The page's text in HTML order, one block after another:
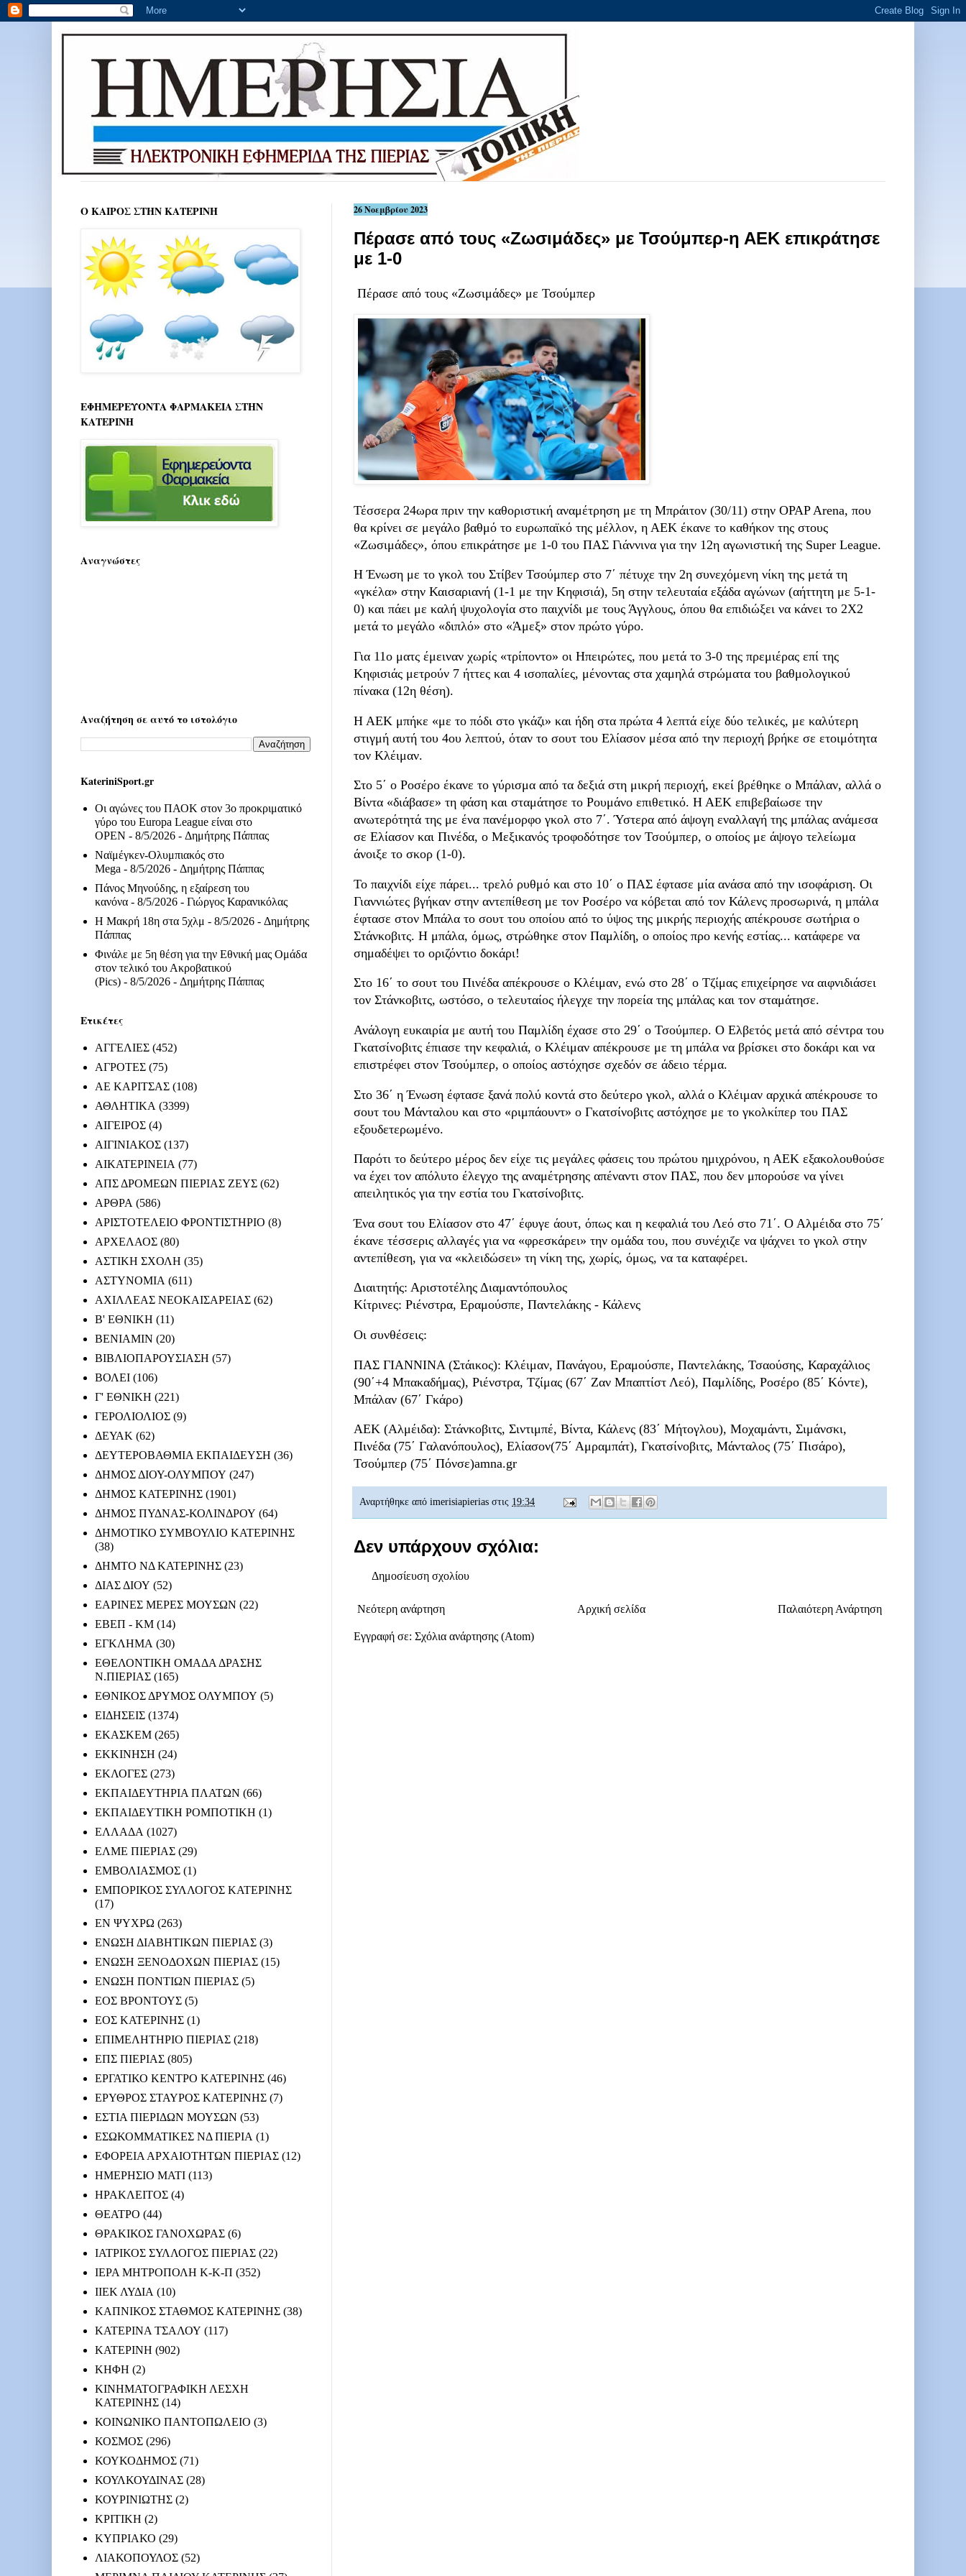
26 Νοεμβρίου 2023
Πέρασε από τους «Ζωσιμάδες» με Τσούμπερ-η ΑΕΚ επικράτησε
με 1-0
Πέρασε από τους «Ζωσιμάδες» με Τσούμπερ
Τέσσερα 24ωρα πριν την καθοριστική αναμέτρηση με τη Μπράιτον (30/11) στην OPAP Arena, που
θα κρίνει σε μεγάλο βαθμό το ευρωπαϊκό της μέλλον, η ΑΕΚ έκανε το καθήκον της στους
«Ζωσιμάδες», όπου επικράτησε με 1-0 του ΠΑΣ Γιάννινα για την 12η αγωνιστική της Super League.
Η Ένωση με το γκολ του Στίβεν Τσούμπερ στο 7΄ πέτυχε την 2η συνεχόμενη νίκη της μετά τη
«γκέλα» στην Καισαριανή (1-1 με την Κηφισιά), 5η στην τελευταία εξάδα αγώνων (αήττητη με 5-1-
0) και πάει με καλή ψυχολογία στο παιχνίδι με τους Άγγλους, όπου θα επιδιώξει να κάνει το 2Χ2
μετά το μεγάλο «διπλό» στο «Άμεξ» στον πρώτο γύρο.
Για 11ο ματς έμειναν χωρίς «τρίποντο» οι Ηπειρώτες, που μετά το 3-0 της πρεμιέρας επί της
Κηφισιάς μετρούν 7 ήττες και 4 ισοπαλίες, μένοντας στα χαμηλά στρώματα του βαθμολογικού
πίνακα (12η θέση).
Η ΑΕΚ μπήκε «με το πόδι στο γκάζι» και ήδη στα πρώτα 4 λεπτά είχε δύο τελικές, με καλύτερη
στιγμή αυτή του 4ου λεπτού, όταν το σουτ του Ελίασον μέσα από την περιοχή βρήκε σε ετοιμότητα
τον Κλέιμαν.
Στο 5΄ ο Ροσέρο έκανε το γύρισμα από τα δεξιά στη μικρή περιοχή, εκεί βρέθηκε ο Μπάλαν, αλλά ο
Βίντα «διάβασε» τη φάση και σταμάτησε το Ρουμάνο επιθετικό. Η ΑΕΚ επιβεβαίωσε την
ανωτερότητά της με ένα πανέμορφο γκολ στο 7΄. Ύστερα από άψογη εναλλαγή της μπάλας ανάμεσα
σε Ελίασον και Πινέδα, ο Μεξικανός τροφοδότησε τον Τσούμπερ, ο οποίος με άψογο τελείωμα
άνοιξε το σκορ (1-0).
Το παιχνίδι είχε πάρει... τρελό ρυθμό και στο 10΄ ο ΠΑΣ έφτασε μία ανάσα από την ισοφάριση. Οι
Γιαννιώτες βγήκαν στην αντεπίθεση με τον Ροσέρο να κόβεται από τον Κάλενς προσωρινά, η μπάλα
έφτασε στον Μπάλα το σουτ του οποίου από το ύψος της μικρής περιοχής απέκρουσε σωτήρια ο
Στάνκοβιτς. Η μπάλα, όμως, στρώθηκε στον Παμλίδη, ο οποίος προ κενής εστίας... κατάφερε να
σημαδέψει το οριζόντιο δοκάρι!
Στο 16΄ το σουτ του Πινέδα απέκρουσε ο Κλέιμαν, ενώ στο 28΄ ο Τζίμας επιχείρησε να αιφνιδιάσει
τον Στάνκοβιτς, ωστόσο, ο τελευταίος ήλεγχε την πορεία της μπάλας και τον σταμάτησε.
Ανάλογη ευκαιρία με αυτή του Παμλίδη έχασε στο 29΄ ο Τσούμπερ. Ο Ελβετός μετά από σέντρα του
Γκατσίνοβιτς έπιασε την κεφαλιά, ο Κλέιμαν απέκρουσε με τη μπάλα να βρίσκει στο δοκάρι και να
επιστρέφει στον Τσούμπερ, ο οποίος αστόχησε σχεδόν σε άδειο τέρμα.
Στο 36΄ η Ένωση έφτασε ξανά πολύ κοντά στο δεύτερο γκολ, αλλά ο Κλέιμαν αρχικά απέκρουσε το
σουτ του Μάνταλου και στο «ριμπάουντ» ο Γκατσίνοβιτς αστόχησε με το γκολκίπερ του ΠΑΣ
εξουδετερωμένο.
Παρότι το δεύτερο μέρος δεν είχε τις μεγάλες φάσεις του πρώτου ημιχρόνου, η ΑΕΚ εξακολουθούσε
να έχει τον απόλυτο έλεγχο της αναμέτρησης απέναντι στον ΠΑΣ, που δεν μπορούσε να γίνει
απειλητικός για την εστία του Γκατσίνοβιτς.
Ένα σουτ του Ελίασον στο 47΄ έφυγε άουτ, όπως και η κεφαλιά του Λεό στο 71΄. Ο Αλμέιδα στο 75΄
έκανε τέσσερις αλλαγές για να «φρεσκάρει» την ομάδα του, που συνέχιζε να ψάχνει το γκολ στην
αντεπίθεση, για να «κλειδώσει» τη νίκη της, χωρίς, όμως, να τα καταφέρει.
Διαιτητής: Αριστοτέλης Διαμαντόπουλος
Κίτρινες: Ριένστρα, Εραμούσπε, Παντελάκης - Κάλενς
Οι συνθέσεις:
ΠΑΣ ΓΙΑΝΝΙΝΑ (Στάικος): Κλέιμαν, Πανάγου, Εραμούσπε, Παντελάκης, Τσαούσης, Καραχάλιος
(90΄+4 Μπακαδήμας), Ριένστρα, Τζίμας (67΄ Ζαν Μπαπτίστ Λεό), Παμλίδης, Ροσέρο (85΄ Κόντε),
Μπάλαν (67΄ Γκάρο)
ΑΕΚ (Αλμέιδα): Στάνκοβιτς, Σιντιμπέ, Βίντα, Κάλενς (83΄ Μήτογλου), Μοχαμάντι, Σιμάνσκι,
Πινέδα (75΄ Γαλανόπουλος), Ελίασον(75΄ Αμραμπάτ), Γκατσίνοβιτς, Μάνταλος (75΄ Πισάρο),
Τσούμπερ (75΄ Πόνσε)amna.gr
Αναρτήθηκε από imerisiapierias στις 19:34
Δεν υπάρχουν σχόλια:
Δημοσίευση σχολίου
Νεότερη ανάρτηση Παλαιότερη Ανάρτηση
Αρχική σελίδα
Εγγραφή σε: Σχόλια ανάρτησης (Atom)
Ο ΚΑΙΡΟΣ ΣΤΗΝ ΚΑΤΕΡΙΝΗ
ΕΦΗΜΕΡΕΥΟΝΤΑ ΦΑΡΜΑΚΕΙΑ ΣΤΗΝ
ΚΑΤΕΡΙΝΗ
Αναγνώστες
Αναζήτηση σε αυτό το ιστολόγιο
KateriniSport.gr
Οι αγώνες του ΠΑΟΚ στον 3ο προκριματικό
γύρο του Europa League είναι στο
OPEN - 8/5/2026 - Δημήτρης Πάππας
Ναϊμέγκεν-Ολυμπιακός στο
Mega - 8/5/2026 - Δημήτρης Πάππας
Πάνος Μηνούδης, η εξαίρεση του
κανόνα - 8/5/2026 - Γιώργος Καρανικόλας
Η Μακρή 18η στα 5χλμ - 8/5/2026 - Δημήτρης
Πάππας
Φινάλε με 5η θέση για την Εθνική μας Ομάδα
στον τελικό του Ακροβατικού
(Pics) - 8/5/2026 - Δημήτρης Πάππας
Ετικέτες
ΑΓΓΕΛΙΕΣ (452)
ΑΓΡΟΤΕΣ (75)
ΑΕ ΚΑΡΙΤΣΑΣ (108)
ΑΘΛΗΤΙΚΑ (3399)
ΑΙΓΕΙΡΟΣ (4)
ΑΙΓΙΝΙΑΚΟΣ (137)
ΑΙΚΑΤΕΡΙΝΕΙΑ (77)
ΑΠΣ ΔΡΟΜΕΩΝ ΠΙΕΡΙΑΣ ΖΕΥΣ (62)
ΑΡΘΡΑ (586)
ΑΡΙΣΤΟΤΕΛΕΙΟ ΦΡΟΝΤΙΣΤΗΡΙΟ (8)
ΑΡΧΕΛΑΟΣ (80)
ΑΣΤΙΚΗ ΣΧΟΛΗ (35)
ΑΣΤΥΝΟΜΙΑ (611)
ΑΧΙΛΛΕΑΣ ΝΕΟΚΑΙΣΑΡΕΙΑΣ (62)
Β' ΕΘΝΙΚΗ (11)
ΒΕΝΙΑΜΙΝ (20)
ΒΙΒΛΙΟΠΑΡΟΥΣΙΑΣΗ (57)
ΒΟΛΕΙ (106)
Γ' ΕΘΝΙΚΗ (221)
ΓΕΡΟΛΙΟΛΙΟΣ (9)
ΔΕΥΑΚ (62)
ΔΕΥΤΕΡΟΒΑΘΜΙΑ ΕΚΠΑΙΔΕΥΣΗ (36)
ΔΗΜΟΣ ΔΙΟΥ-ΟΛΥΜΠΟΥ (247)
ΔΗΜΟΣ ΚΑΤΕΡΙΝΗΣ (1901)
ΔΗΜΟΣ ΠΥΔΝΑΣ-ΚΟΛΙΝΔΡΟΥ (64)
ΔΗΜΟΤΙΚΟ ΣΥΜΒΟΥΛΙΟ ΚΑΤΕΡΙΝΗΣ
(38)
ΔΗΜΤΟ ΝΔ ΚΑΤΕΡΙΝΗΣ (23)
ΔΙΑΣ ΔΙΟΥ (52)
ΕΑΡΙΝΕΣ ΜΕΡΕΣ ΜΟΥΣΩΝ (22)
ΕΒΕΠ - ΚΜ (14)
ΕΓΚΛΗΜΑ (30)
ΕΘΕΛΟΝΤΙΚΗ ΟΜΑΔΑ ΔΡΑΣΗΣ
Ν.ΠΙΕΡΙΑΣ (165)
ΕΘΝΙΚΟΣ ΔΡΥΜΟΣ ΟΛΥΜΠΟΥ (5)
ΕΙΔΗΣΕΙΣ (1374)
ΕΚΑΣΚΕΜ (265)
ΕΚΚΙΝΗΣΗ (24)
ΕΚΛΟΓΕΣ (273)
ΕΚΠΑΙΔΕΥΤΗΡΙΑ ΠΛΑΤΩΝ (66)
ΕΚΠΑΙΔΕΥΤΙΚΗ ΡΟΜΠΟΤΙΚΗ (1)
ΕΛΛΑΔΑ (1027)
ΕΛΜΕ ΠΙΕΡΙΑΣ (29)
ΕΜΒΟΛΙΑΣΜΟΣ (1)
ΕΜΠΟΡΙΚΟΣ ΣΥΛΛΟΓΟΣ ΚΑΤΕΡΙΝΗΣ
(17)
ΕΝ ΨΥΧΡΩ (263)
ΕΝΩΣΗ ΔΙΑΒΗΤΙΚΩΝ ΠΙΕΡΙΑΣ (3)
ΕΝΩΣΗ ΞΕΝΟΔΟΧΩΝ ΠΙΕΡΙΑΣ (15)
ΕΝΩΣΗ ΠΟΝΤΙΩΝ ΠΙΕΡΙΑΣ (5)
ΕΟΣ ΒΡΟΝΤΟΥΣ (5)
ΕΟΣ ΚΑΤΕΡΙΝΗΣ (1)
ΕΠΙΜΕΛΗΤΗΡΙΟ ΠΙΕΡΙΑΣ (218)
ΕΠΣ ΠΙΕΡΙΑΣ (805)
ΕΡΓΑΤΙΚΟ ΚΕΝΤΡΟ ΚΑΤΕΡΙΝΗΣ (46)
ΕΡΥΘΡΟΣ ΣΤΑΥΡΟΣ ΚΑΤΕΡΙΝΗΣ (7)
ΕΣΤΙΑ ΠΙΕΡΙΔΩΝ ΜΟΥΣΩΝ (53)
ΕΣΩΚΟΜΜΑΤΙΚΕΣ ΝΔ ΠΙΕΡΙΑ (1)
ΕΦΟΡΕΙΑ ΑΡΧΑΙΟΤΗΤΩΝ ΠΙΕΡΙΑΣ (12)
ΗΜΕΡΗΣΙΟ ΜΑΤΙ (113)
ΗΡΑΚΛΕΙΤΟΣ (4)
ΘΕΑΤΡΟ (44)
ΘΡΑΚΙΚΟΣ ΓΑΝΟΧΩΡΑΣ (6)
ΙΑΤΡΙΚΟΣ ΣΥΛΛΟΓΟΣ ΠΙΕΡΙΑΣ (22)
ΙΕΡΑ ΜΗΤΡΟΠΟΛΗ Κ-Κ-Π (352)
ΙΙΕΚ ΛΥΔΙΑ (10)
ΚΑΠΝΙΚΟΣ ΣΤΑΘΜΟΣ ΚΑΤΕΡΙΝΗΣ (38)
ΚΑΤΕΡΙΝΑ ΤΣΑΛΟΥ (117)
ΚΑΤΕΡΙΝΗ (902)
ΚΗΦΗ (2)
ΚΙΝΗΜΑΤΟΓΡΑΦΙΚΗ ΛΕΣΧΗ
ΚΑΤΕΡΙΝΗΣ (14)
ΚΟΙΝΩΝΙΚΟ ΠΑΝΤΟΠΩΛΕΙΟ (3)
ΚΟΣΜΟΣ (296)
ΚΟΥΚΟΔΗΜΟΣ (71)
ΚΟΥΛΚΟΥΔΙΝΑΣ (28)
ΚΟΥΡΙΝΙΩΤΗΣ (2)
ΚΡΙΤΙΚΗ (2)
ΚΥΠΡΙΑΚΟ (29)
ΛΙΑΚΟΠΟΥΛΟΣ (52)